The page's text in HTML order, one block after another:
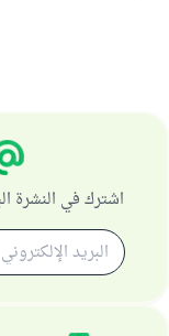
اشترك في النشرة